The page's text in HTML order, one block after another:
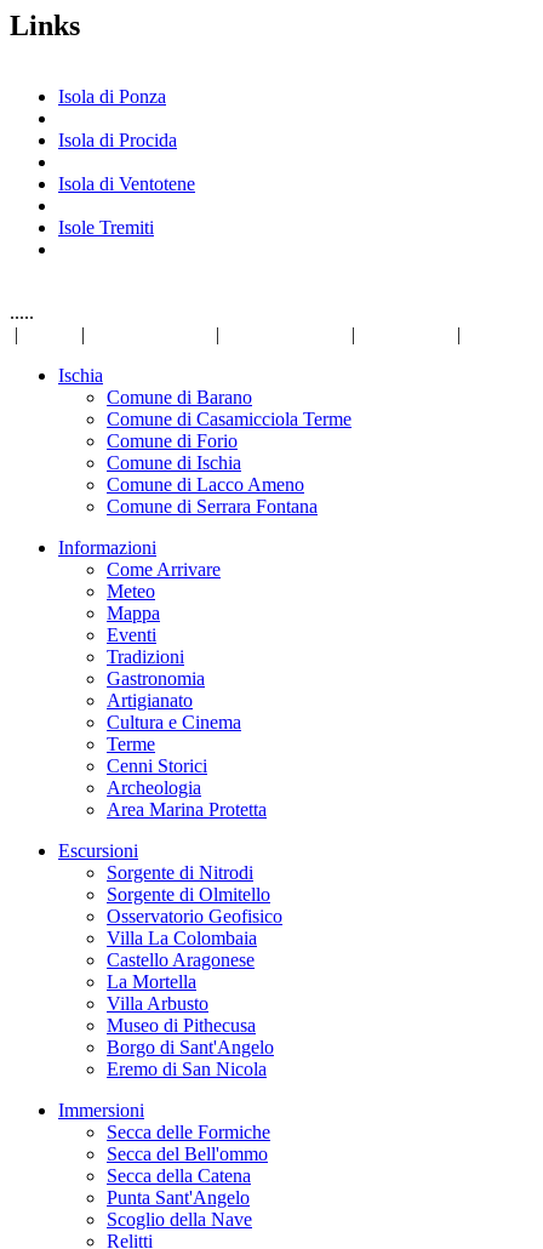
Links
Isola di Ponza
Isola di Procida
Isola di Ventotene
Isole Tremiti
.....
|
| | |
|
Ischia
Comune di Barano
Comune di Casamicciola Terme
Comune di Forio
Comune di Ischia
Comune di Lacco Ameno
Comune di Serrara Fontana
Informazioni
Come Arrivare
Meteo
Mappa
Eventi
Tradizioni
Gastronomia
Artigianato
Cultura e Cinema
Terme
Cenni Storici
Archeologia
Area Marina Protetta
Escursioni
Sorgente di Nitrodi
Sorgente di Olmitello
Osservatorio Geofisico
Villa La Colombaia
Castello Aragonese
La Mortella
Villa Arbusto
Museo di Pithecusa
Borgo di Sant'Angelo
Eremo di San Nicola
Immersioni
Secca delle Formiche
Secca del Bell'ommo
Secca della Catena
Punta Sant'Angelo
Scoglio della Nave
Relitti